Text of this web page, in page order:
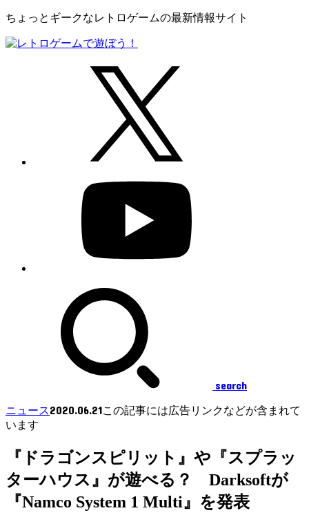
ちょっとギークなレトロゲームの最新情報サイト
search
ニュース2020.06.21この記事には広告リンクなどが含まれて
います
『ドラゴンスピリット』や『スプラッ
ターハウス』が遊べる？ Darksoftが
『Namco System 1 Multi』を発表